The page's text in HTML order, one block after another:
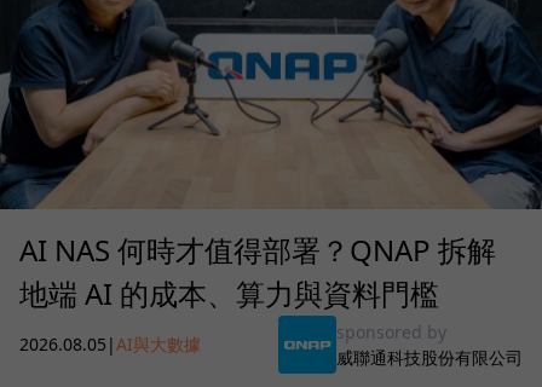
AI NAS 何時才值得部署？QNAP 拆解
地端 AI 的成本、算力與資料門檻
2026.08.05 |AI與大數據
sponsored by
威聯通科技股份有限公司